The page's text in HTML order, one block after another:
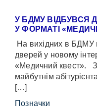
У БДМУ ВІДБУВСЯ
У ФОРМАТІ
На вихідних в БДМУ
дверей у новому
«Медичний квест».
майбутнім
[…]
Позначки